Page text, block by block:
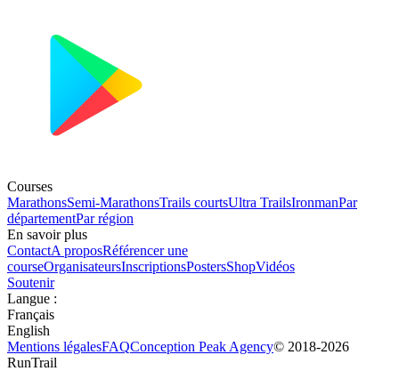
Courses
MarathonsSemi-MarathonsTrails courtsUltra TrailsIronmanPar
départementPar région
En savoir plus
ContactA proposRéférencer une
courseOrganisateursInscriptionsPostersShopVidéos
Soutenir
Langue :
Français
English
Mentions légalesFAQConception Peak Agency© 2018-2026
RunTrail